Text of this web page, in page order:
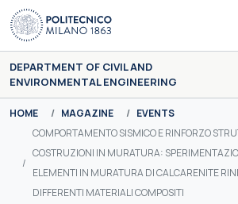
Skip to main content
DEPARTMENT OF CIVIL AND
ENVIRONMENTAL ENGINEERING
You are here:
HOME MAGAZINE
EVENTS
COMPORTAMENTO SISMICO E RINFORZO
COSTRUZIONI IN MURATURA:
ELEMENTI IN MURATURA DI CALCARENITE
DIFFERENTI MATERIALI COMPOSITI